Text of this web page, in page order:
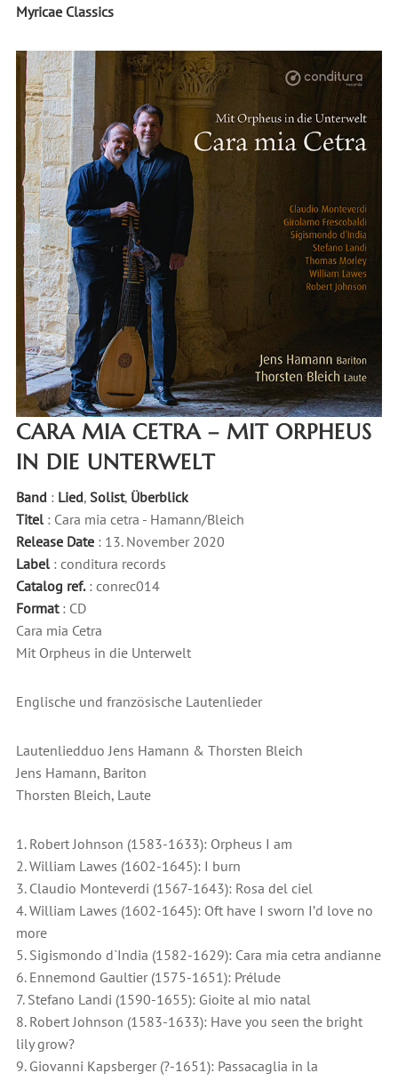
Myricae Classics
CARA MIA CETRA – MIT ORPHEUS
IN DIE UNTERWELT
Band : Lied, Solist, Überblick
Titel: Cara mia cetra - Hamann/Bleich
Release Date: 13. November 2020
Label : conditura records
Catalog ref.: conrec014
Format: CD
Cara mia Cetra
Mit Orpheus in die Unterwelt
Englische und französische Lautenlieder
Lautenliedduo Jens Hamann & Thorsten Bleich
Jens Hamann, Bariton
Thorsten Bleich, Laute
1. Robert Johnson (1583-1633): Orpheus I am
2. William Lawes (1602-1645): I burn
3. Claudio Monteverdi (1567-1643): Rosa del ciel
4. William Lawes (1602-1645): Oft have I sworn I’d love no
more
5. Sigismondo d`India (1582-1629): Cara mia cetra andianne
6. Ennemond Gaultier (1575-1651): Prélude
7. Stefano Landi (1590-1655): Gioite al mio natal
8. Robert Johnson (1583-1633): Have you seen the bright
lily grow?
9. Giovanni Kapsberger (?-1651): Passacaglia in la